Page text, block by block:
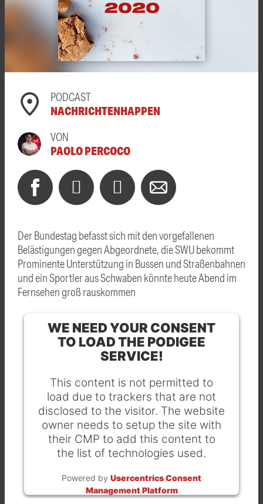
PODCAST
NACHRICHTENHAPPEN
VON
PAOLO PERCOCO
Der Bundestag befasst sich mit den vorgefallenen
Belästigungen gegen Abgeordnete, die SWU bekommt
Prominente Unterstützung in Bussen und Straßenbahnen
und ein Sportler aus Schwaben könnte heute Abend im
Fernsehen groß rauskommen
WE NEED YOUR CONSENT
TO LOAD THE PODIGEE
SERVICE!
This content is not permitted to
load due to trackers that are not
disclosed to the visitor. The website
owner needs to setup the site with
their CMP to add this content to
the list of technologies used.
Powered by Usercentrics Consent
Management Platform